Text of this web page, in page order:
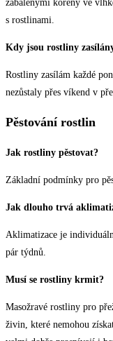
zabalenými kořeny ve
s rostlinami.
Kdy jsou rostliny
Rostliny zasílám každé
nezůstaly přes víkend v
Pěstování rostlin
Jak rostliny pěstovat?
Základní podmínky pro
Jak dlouho trvá
Aklimatizace je
pár týdnů.
Musí se rostliny krmit?
Masožravé rostliny pro
živin, které nemohou